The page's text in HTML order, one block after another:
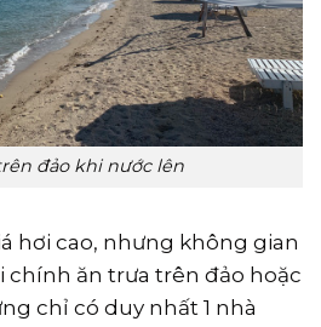
đảo khi nước lên
hơi cao, nhưng không gian
chính ăn trưa trên đảo hoặc
chỉ có duy nhất 1 nhà